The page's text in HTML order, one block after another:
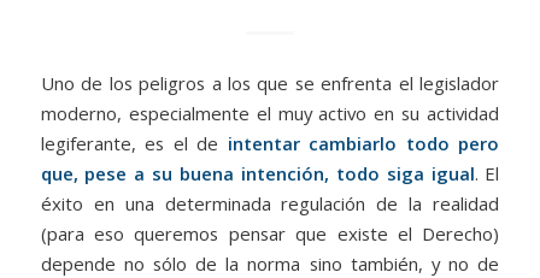
Uno de los peligros a los que se enfrenta el legislador
moderno, especialmente el muy activo en su actividad
legiferante, es el de intentar cambiarlo todo pero
que, pese a su buena intención, todo siga igual. El
éxito en una determinada regulación de la realidad
(para eso queremos pensar que existe el Derecho)
depende no sólo de la norma sino también, y no de